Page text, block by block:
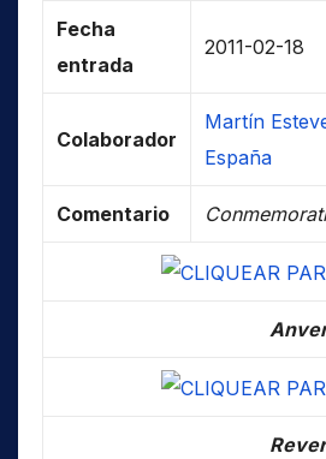
Fecha
entrada
2011-02-18
Colaborador
Martín
España
Comentario